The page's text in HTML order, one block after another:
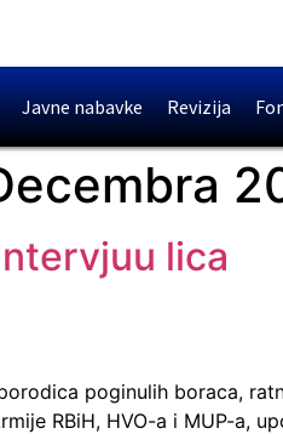
Javne nabavke Revizija
lica
poginulih boraca,
RBiH, HVO-a i MUP-a,